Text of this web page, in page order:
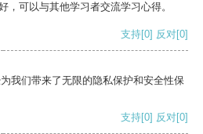
，可以与其他学习者交流学习心得。
支持[0] 反对[0]
我们带来了无限的隐私保护和安全性保
支持[0] 反对[0]